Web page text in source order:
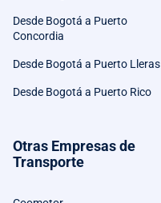
Desde Bogotá a Puerto
Concordia
Desde Bogotá a Puerto Lleras
Desde Bogotá a Puerto Rico
Otras Empresas de
Transporte